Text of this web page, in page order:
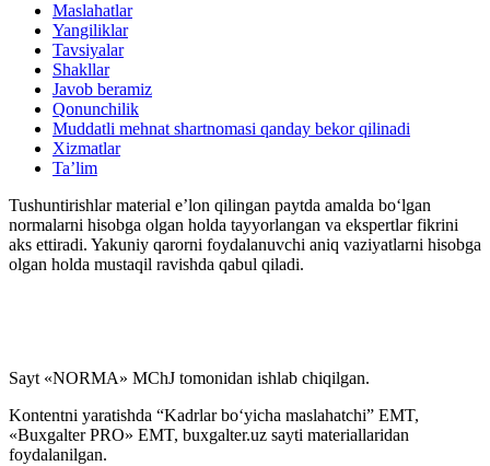
Maslahatlar
Yangiliklar
Tavsiyalar
Shakllar
Javob beramiz
Qonunchilik
Muddatli mehnat shartnomasi qanday bekor qilinadi
Xizmatlar
Ta’lim
Tushuntirishlar material e’lon qilingan paytda amalda boʻlgan
normalarni hisobga olgan holda tayyorlangan va ekspertlar fikrini
aks ettiradi. Yakuniy qarorni foydalanuvchi aniq vaziyatlarni hisobga
olgan holda mustaqil ravishda qabul qiladi.
Sayt «NORMA» MChJ tomonidan ishlab chiqilgan.
Kontentni yaratishda “Kadrlar boʻyicha maslahatchi” EMT,
«Buxgalter PRO» EMT, buxgalter.uz sayti materiallaridan
foydalanilgan.